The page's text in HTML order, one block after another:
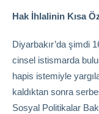
Hak İhlalinin Kısa
Diyarbakır’da şimdi
cinsel istismarda
hapis istemiyle
kaldıktan sonra
Sosyal Politikalar